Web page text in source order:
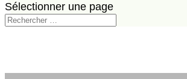
Sélectionner une page